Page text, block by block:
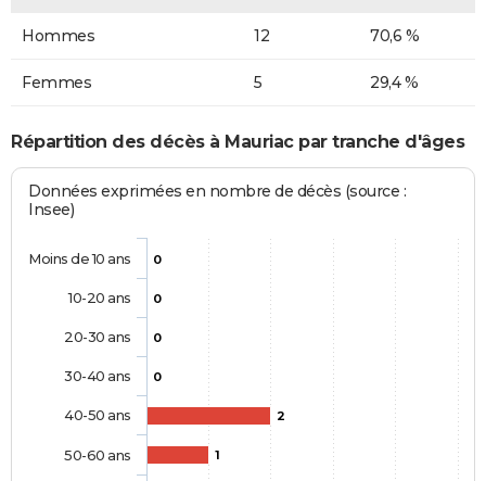
Hommes 12 70,6 %
Femmes 5 29,4 %
Répartition des décès à Mauriac par tranche d'âges
Données exprimées en nombre de décès (source :
Insee)
0
0
0
0
2
1
Moins de 10 ans
10-20 ans
20-30 ans
30-40 ans
40-50 ans
50-60 ans